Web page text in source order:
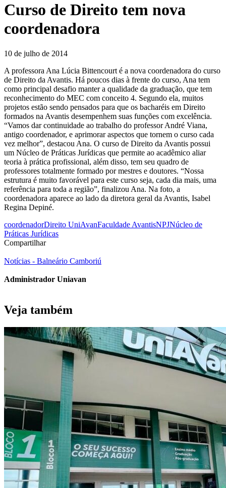
Curso de Direito tem nova
coordenadora
10 de julho de 2014
A professora Ana Lúcia Bittencourt é a nova coordenadora do curso
de Direito da Avantis. Há poucos dias à frente do curso, Ana tem
como principal desafio manter a qualidade da graduação, que tem
reconhecimento do MEC com conceito 4. Segundo ela, muitos
projetos estão sendo pensados para que os bacharéis em Direito
formados na Avantis desempenhem suas funções com excelência.
“Vamos dar continuidade ao trabalho do professor André Viana,
antigo coordenador, e aprimorar aspectos que tornem o curso cada
vez melhor”, destacou Ana. O curso de Direito da Avantis possui
um Núcleo de Práticas Jurídicas que permite ao acadêmico aliar
teoria à prática profissional, além disso, tem seu quadro de
professores totalmente formado por mestres e doutores. “Nossa
estrutura é muito favorável para este curso seja, cada dia mais, uma
referência para toda a região”, finalizou Ana. Na foto, a
coordenadora aparece ao lado da diretora geral da Avantis, Isabel
Regina Depiné.
coordenadorDireito UniAvanFaculdade AvantisNPJNúcleo de
Práticas Jurídicas
Compartilhar
Notícias - Balneário Camboriú
Administrador Uniavan
Veja também